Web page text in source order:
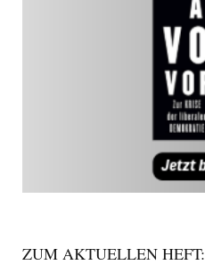
ZUM AKTUELLEN HEFT: